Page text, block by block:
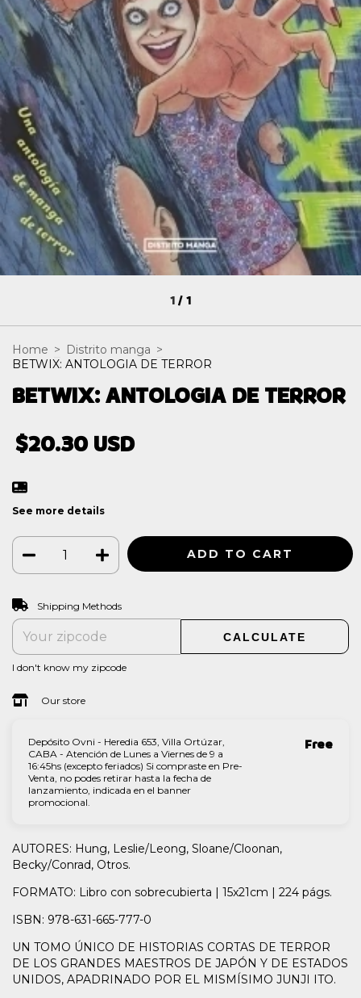
1/1
Home > Distrito manga >
BETWIX: ANTOLOGIA DE TERROR
BETWIX: ANTOLOGIA DE TERROR
$20.30 USD
See more details
Shipping for zipcode:
Shipping Methods
CALCULATE
I don't know my zipcode
Our store
Depósito Ovni - Heredia 653, Villa Ortúzar,
CABA - Atención de Lunes a Viernes de 9 a
16:45hs (excepto feriados) Si compraste en Pre-
Venta, no podes retirar hasta la fecha de
lanzamiento, indicada en el banner
promocional.
Free
AUTORES: Hung, Leslie/Leong, Sloane/Cloonan,
Becky/Conrad, Otros.
FORMATO: Libro con sobrecubierta | 15x21cm | 224 págs.
ISBN: 978-631-665-777-0
UN TOMO ÚNICO DE HISTORIAS CORTAS DE TERROR
DE LOS GRANDES MAESTROS DE JAPÓN Y DE ESTADOS
UNIDOS, APADRINADO POR EL MISMÍSIMO JUNJI ITO.